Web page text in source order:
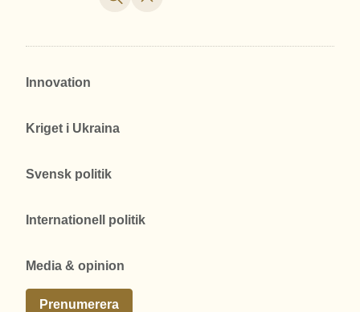
Innovation
Kriget i Ukraina
Svensk politik
Internationell politik
Media & opinion
Prenumerera